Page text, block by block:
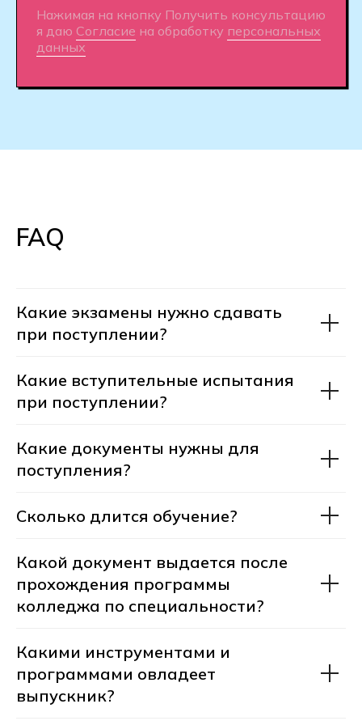
FAQ
Какие экзамены нужно сдавать
при поступлении?
Какие вступительные испытания
при поступлении?
Какие документы нужны для
поступления?
Сколько длится обучение?
Какой документ выдается после
прохождения программы
колледжа по специальности?
Какими инструментами и
программами овладеет
выпускник?
Оставить заявку
специалистов в области разработки игр
и виртуальных технологий, погружая
студентов в реальную работу через
Практическое обучение.
Как устроен Хекслет
Колледж